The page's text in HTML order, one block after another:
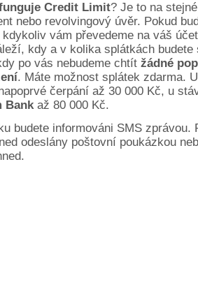
Credit Limit? Je to na
nebo revolvingový úvěr. Pokud
vám převedeme na váš
kdy a v kolika splátkách budete
po vás nebudeme chtít žádné
. Máte možnost splátek zdarma.
čerpání až 30 000 Kč, u
Bankaž 80 000 Kč.
budete informováni SMS zprávou.
odeslány poštovní poukázkou